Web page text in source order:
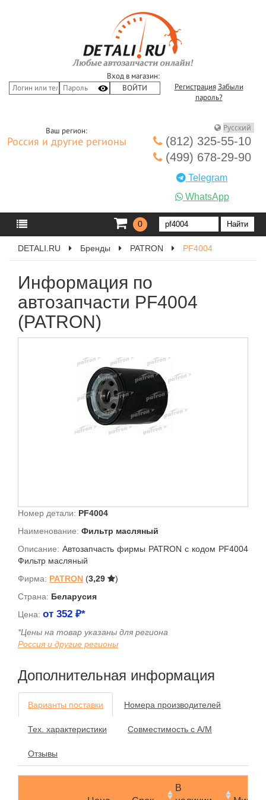
Вход в магазин:
Регистрация Забыли
пароль?
Ваш регион:
Россия и другие регионы
(812) 325-55-10
(499) 678-29-90
Telegram
WhatsApp
0
DETALI.RU Бренды PATRON PF4004
Информация по
автозапчасти PF4004
(PATRON)
Номер детали: PF4004
Наименование: Фильтр масляный
Описание: Автозапчасть фирмы PATRON с кодом PF4004
Фильтр масляный
Фирма: PATRON (3,29
)
Страна: Беларусия
Цена: от 352 ₽*
*Цены на товар указаны для региона
Россия и другие регионы
Дополнительная информация
Варианты поставки Номера производителей
Тех. характеристики Совместимость с А/М
Отзывы
В